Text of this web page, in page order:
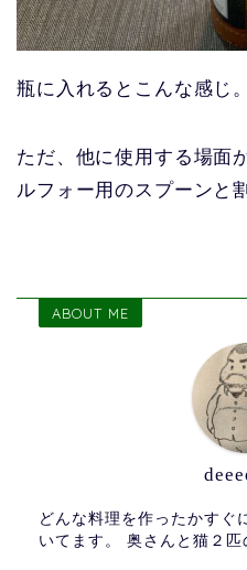
瓶に入れるとこんな感じ
ただ、他に使用する場面
ルフォー用のスプーンと
ABOUT ME
どんな料理を作ったかすぐ
いてます。 奥さんと猫２